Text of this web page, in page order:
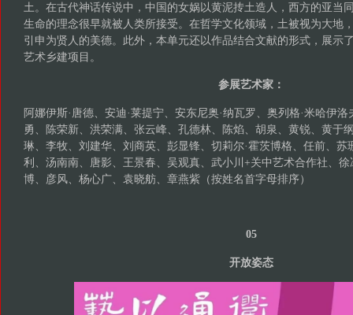
土。在古代神话传说中，中国的女娲以黄泥抟土造人，西方的亚当
生命的理念很早就被人类所接受。在哲学文化领域，土被视为大地
引申为贤人的美德。此外，本单元还以作品结合文献的形式，展示
艺术乡建项目。
参展艺术家：
阿娜伊斯·唐德、安迪·莱提宁、安东尼奥·纳瓦罗、奥列格·米哈伊
勇、陈荣新、洪荣满、张云峰、孔德林、陈焰、胡泉、黄锐、黄于
琳、李牧、刘建华、刘商英、彭显锋、切莉尔·霍茨博格、任前、苏
利、汤南南、唐影、王景春、吴观真、武小川+关中艺术合作社、
博、彦风、杨心广、袁晓舫、章燕紫（按姓名首字母排序）
05
开放姿态